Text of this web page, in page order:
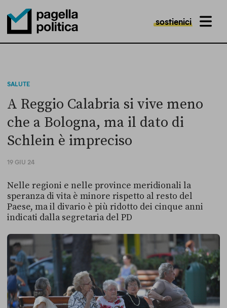
Pagella Politica Logo
sostienici MENU
SALUTE
A Reggio Calabria si vive meno
che a Bologna, ma il dato di
Schlein è impreciso
19 GIU 24
Nelle regioni e nelle province meridionali la
speranza di vita è minore rispetto al resto del
Paese, ma il divario è più ridotto dei cinque anni
indicati dalla segretaria del PD